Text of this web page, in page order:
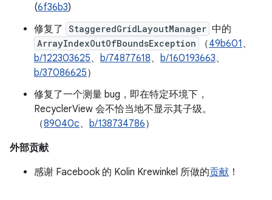
(6f36b3)
修复了 StaggeredGridLayoutManager 中的
ArrayIndexOutOfBoundsException （49b601 、
b/122303625、 b/74877618、 b/160193663、
b/37086625）
修复了一个测量 bug，即在特定环境下，
RecyclerView 会不恰当地不显示其子级。
（89040c、 b/138734786）
外部贡献
感谢 Facebook 的 Kolin Krewinkel 所做的贡献 ！